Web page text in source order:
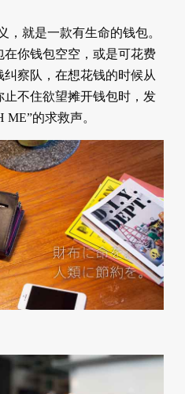
，就是一款有生命的钱包。
你钱包空空，或是可花费
察队，在想花钱的时候从
不住欲望摊开钱包时，发
ME”的求救声。